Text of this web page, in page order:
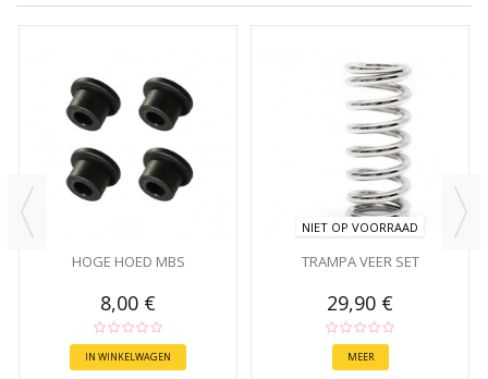
HOGE HOED MBS
8,00 €
IN WINKELWAGEN
NIET OP VOORRAAD
TRAMPA VEER SET
29,90 €
MEER